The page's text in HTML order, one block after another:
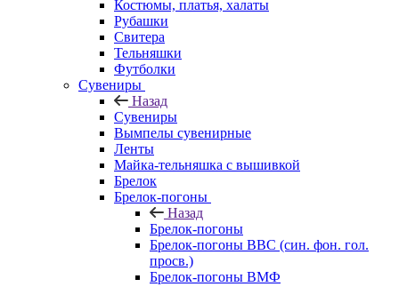
Костюмы, платья, халаты
Рубашки
Свитера
Тельняшки
Футболки
Сувениры
Назад
Сувениры
Вымпелы сувенирные
Ленты
Майка-тельняшка с вышивкой
Брелок
Брелок-погоны
Назад
Брелок-погоны
Брелок-погоны ВВС (син. фон. гол.
просв.)
Брелок-погоны ВМФ